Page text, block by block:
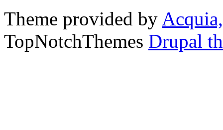
Theme provided by
TopNotchThemes Drupal